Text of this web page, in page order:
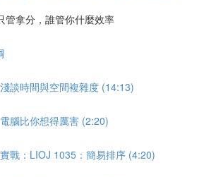
管拿分，誰管你什麼效率
談時間與空間複雜度 (14:13)
腦比你想得厲害 (2:20)
戰：LIOJ 1035：簡易排序 (4:20)